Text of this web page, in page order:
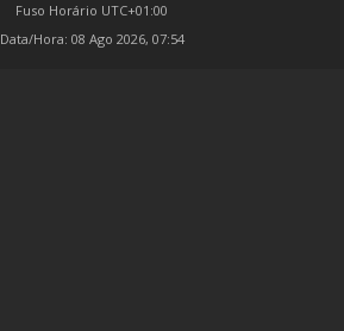
Fuso Horário UTC+01:00
Data/Hora: 08 Ago 2026, 07:54